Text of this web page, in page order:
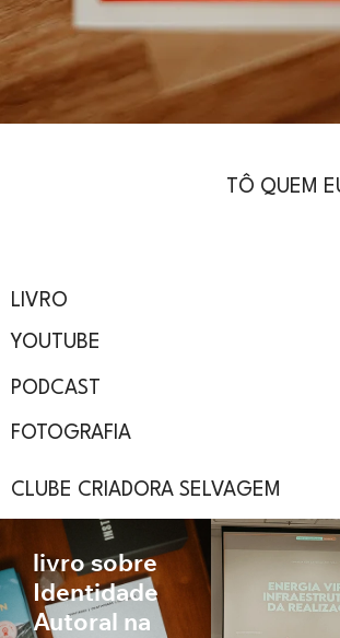
LIVRO
YOUTUBE
PODCAST
FOTOGRAFIA
CLUBE CRIADORA SELVAGEM
livro sobre
Identidade
Autoral na
TÔ QUEM